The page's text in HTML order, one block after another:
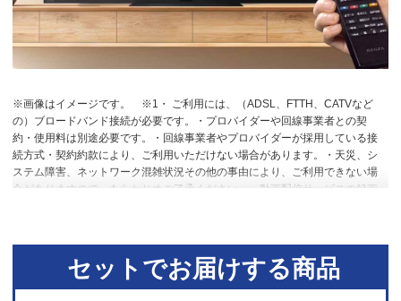
※画像はイメージです。
※1・ ご利用には、（ADSL、FTTH、CATVなど
の）ブロードバンド接続が必要です。・プロバイダーや回線事業者との契
約・使用料は別途必要です。・回線事業者やプロバイダーが採用している接
続方式・契約約款により、ご利用いただけない場合があります。・天災、シ
ステム障害、ネットワーク混雑状況その他の事由により、ご利用できない場
合がありますので、あらかじめご了承ください。・動画配信サービスの録画
にはインターネットへの接続環境が必要です。詳しくは、メーカーHPの[ネッ
トワークに関するご注意] をご覧ください。・ おまかせ録画は、「みるコレ
パック」でお好きなテーマ（みるコレパック）におまかせ録画を登録するこ
セットでお届けする商品